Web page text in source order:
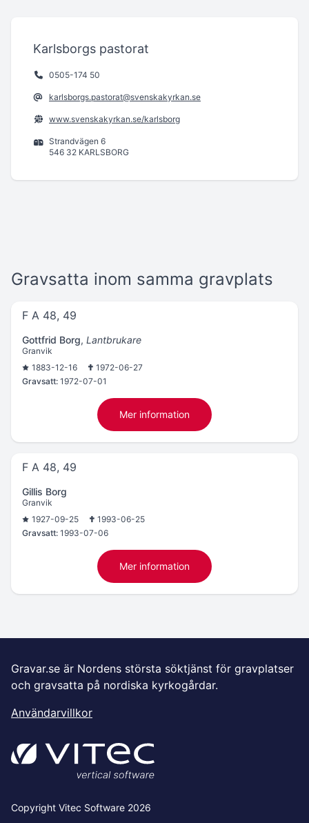
Karlsborgs pastorat
0505-174 50
karlsborgs.pastorat@svenskakyrkan.se
www.svenskakyrkan.se/karlsborg
Strandvägen 6
546 32 KARLSBORG
Gravsatta inom samma gravplats
F A 48, 49
Gottfrid Borg, Lantbrukare
Granvik
1883-12-16
1972-06-27
Gravsatt: 1972-07-01
Mer information
F A 48, 49
Gillis Borg
Granvik
1927-09-25
1993-06-25
Gravsatt: 1993-07-06
Mer information
Gravar.se är Nordens största söktjänst för gravplatser
och gravsatta på nordiska kyrkogårdar.
Användarvillkor
Copyright Vitec Software 2026